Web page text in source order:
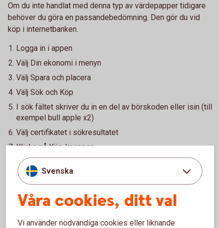
Om du inte handlat med denna typ av värdepapper tidigare
behöver du göra en passandebedömning. Den gör du vid
köp i internetbanken.
Logga in i appen
Välj Din ekonomi i menyn
Välj Spara och placera
Välj Sök och Köp
I sök fältet skriver du in en del av börskoden eller isin (till
exempel bull apple x2)
Välj certifikatet i sökresultatet
Klicka på Köp-knappen
Kostnader
När man handlar Swedbanks Bull & Bear-certifikat betalar
man courtage, precis som vid aktieköp. Handel med
Swedbanks Bull & Bear-certifikat i internetbanken och
Svenska
Våra cookies, ditt val
Vi använder nödvändiga cookies eller liknande